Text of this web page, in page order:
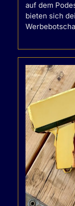
auf dem
bieten sich